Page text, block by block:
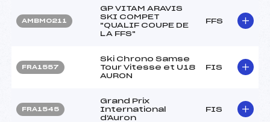
AMBM0211
GP VITAM ARAVIS
SKI COMPET
"QUALIF COUPE DE
LA FFS"
FFS
FRA1557
Ski Chrono Samse
Tour Vitesse et U18
AURON
FIS
FRA1545
Grand Prix
International
d'Auron
FIS